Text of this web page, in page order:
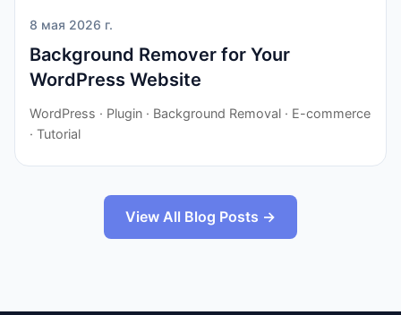
8 мая 2026 г.
Background Remover for Your
WordPress Website
WordPress · Plugin · Background Removal · E-commerce
· Tutorial
View All Blog Posts →